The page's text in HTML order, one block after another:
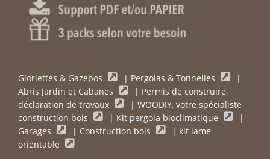
Gloriettes & Gazebos | Pergolas & Tonnelles
|
Abris Jardin et Cabanes
| Permis de construire,
déclaration de travaux
| WOODIY, votre spécialiste
construction bois
| Kit pergola bioclimatique
|
Garages
| Construction bois | kit lame
orientable